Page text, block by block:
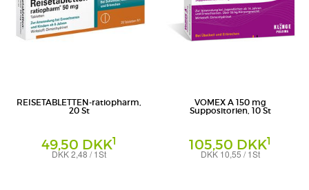
REISETABLETTEN-ratiopharm,
20 St
49,50 DKK1
DKK 2,48 / 1St
VOMEX A 150 mg
Suppositorien, 10 St
105,50 DKK1
DKK 10,55 / 1St